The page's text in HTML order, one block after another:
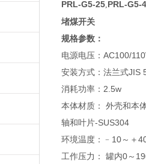
PRL-G5-25,PRL-G5-
堵煤开关
规格参数：
电源电压：AC100/
安装方式：法兰式JIS
消耗功率：2.5w
本体材质： 外壳和本
轴和叶片-SUS304
环境温度：﹣10～＋
工作压力： 罐内0～